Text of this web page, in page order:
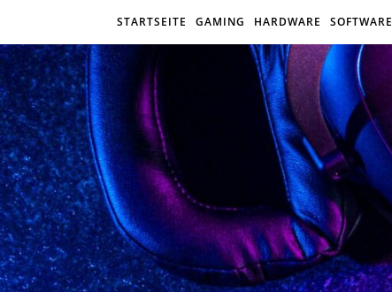
STARTSEITE GAMING HARDWARE SOFTWARE